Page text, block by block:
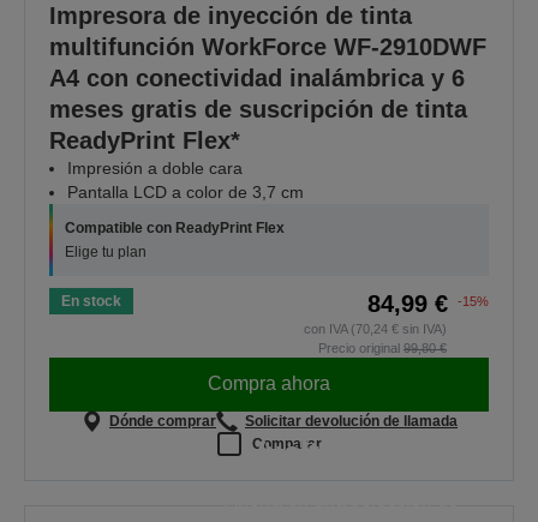
Impresora de inyección de tinta
multifunción WorkForce WF-2910DWF
A4 con conectividad inalámbrica y 6
meses gratis de suscripción de tinta
ReadyPrint Flex*
Impresión a doble cara
Pantalla LCD a color de 3,7 cm
Compatible con ReadyPrint Flex
Elige tu plan
En stock 84,99 €
-15%
con IVA (70,24 € sin IVA)
Precio original 99,80 €
Compra ahora
Dónde comprar
Solicitar devolución de llamada
Comparar
Vuelta al cole